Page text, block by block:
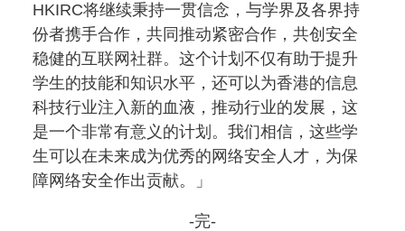
HKIRC将继续秉持一贯信念，与学界及各界持
份者携手合作，共同推动紧密合作，共创安全
稳健的互联网社群。这个计划不仅有助于提升
学生的技能和知识水平，还可以为香港的信息
科技行业注入新的血液，推动行业的发展，这
是一个非常有意义的计划。我们相信，这些学
生可以在未来成为优秀的网络安全人才，为保
障网络安全作出贡献。」
-完-